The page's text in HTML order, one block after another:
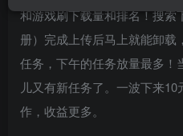
和游戏刷下载量和排名！搜索
册）完成上传后马上就能卸
任务，下午的任务放量最多！
儿又有新任务了。一波下来
作，收益更多。